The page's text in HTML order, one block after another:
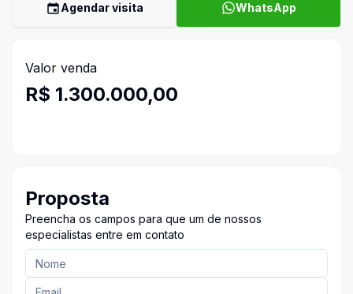
Agendar visita WhatsApp
Valor venda
R$ 1.300.000,00
Proposta
Preencha os campos para que um de nossos
especialistas entre em contato